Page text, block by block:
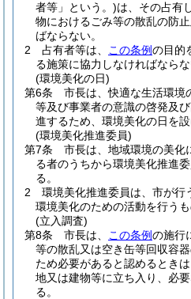
者等」という。)は、その占有
物におけるごみ等の散乱の防
ばならない。
2
占有者等は、 この条例の目的
る施策に協力しなければならな
(環境美化の日)
第6条
市長は、快適な生活環境
等及び事業者の意識の啓発及
進するため、環境美化の日を設
(環境美化推進委員)
第7条
市長は、地域環境の美化
る者のうちから環境美化推進
る。
2
環境美化推進委員は、市が行
環境美化のための活動を行うも
(立入調査)
第8条
市長は、 この条例の施行
等の散乱又は空き缶等回収容
ため必要があると認めるとき
地又は建物等に立ち入り、必
る。